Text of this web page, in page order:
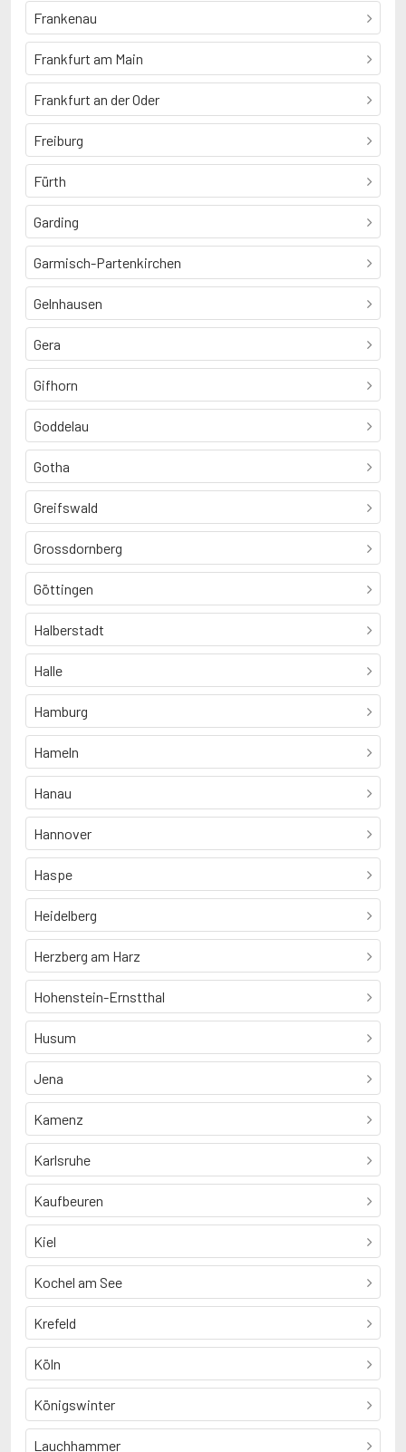
Frankenau
Frankfurt am Main
Frankfurt an der Oder
Freiburg
Fürth
Garding
Garmisch-Partenkirchen
Gelnhausen
Gera
Gifhorn
Goddelau
Gotha
Greifswald
Grossdornberg
Göttingen
Halberstadt
Halle
Hamburg
Hameln
Hanau
Hannover
Haspe
Heidelberg
Herzberg am Harz
Hohenstein-Ernstthal
Husum
Jena
Kamenz
Karlsruhe
Kaufbeuren
Kiel
Kochel am See
Krefeld
Köln
Königswinter
Lauchhammer